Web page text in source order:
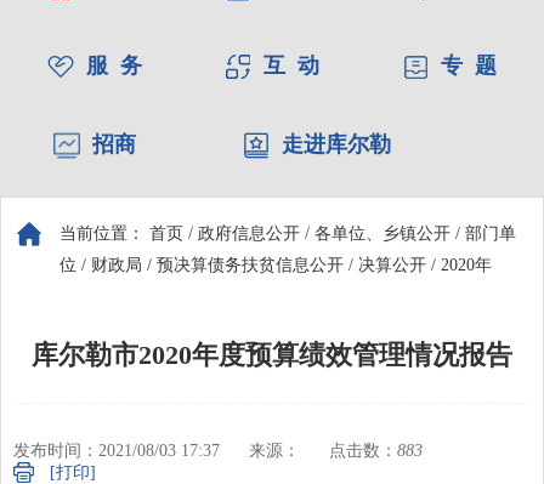
服 务 互 动 专 题
招商 走进库尔勒
当前位置： 首页 / 政府信息公开 / 各单位、乡镇公开 / 部门单
位 / 财政局 / 预决算债务扶贫信息公开 / 决算公开 / 2020年
库尔勒市2020年度预算绩效管理情况报告
发布时间：2021/08/03 17:37 来源： 点击数： 883
[打印]